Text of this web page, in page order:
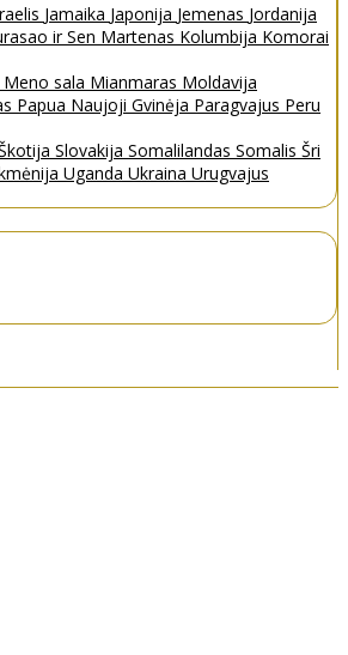
Jamaika Japonija Jemenas Jordanija
ir Sen Martenas Kolumbija Komorai
Meno sala Mianmaras Moldavija
Papua Naujoji Gvinėja Paragvajus Peru
Slovakija Somalilandas Somalis Šri
Uganda Ukraina Urugvajus